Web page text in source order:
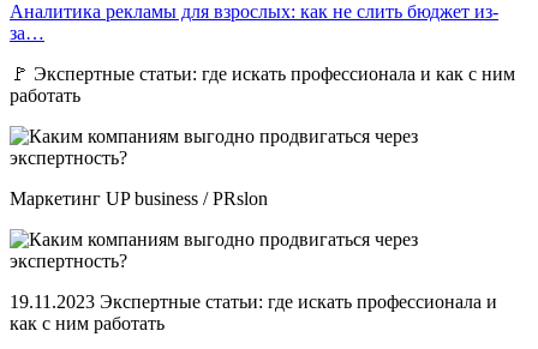
Аналитика рекламы для взрослых: как не слить бюджет из-
за…
🚩 Экспертные статьи: где искать профессионала и как с ним
работать
Маркетинг UP business / PRslon
19.11.2023 Экспертные статьи: где искать профессионала и
как с ним работать